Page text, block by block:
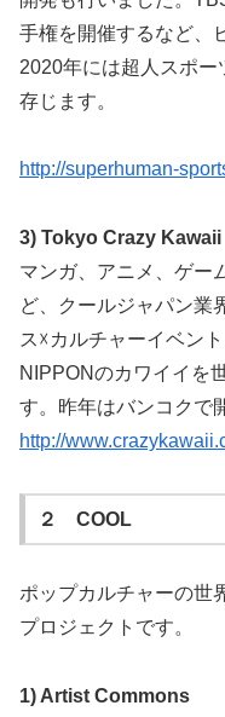
手権を開催するなど、
2020年には超人スポー
存じます。
http://superhuman-
3) Tokyo Crazy Kawaii
マンガ、アニメ、ゲー
ど、クールジャパン業
ス☓カルチャーイベン
NIPPONのカワイイを
す。昨年はバンコクで
http://
２ COOL
ポップカルチャーの世
プロジェクトです。
1) Artist Commons